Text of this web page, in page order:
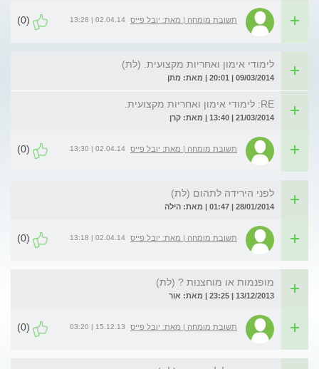
תשובת מומחה | מאת: יובל פייס 02.04.14 | 13:28
(0)
לימודי אימון ואחריות מקצועית. (לת)
09/03/2014 | 20:01 | מאת: מתן
RE: לימודי אימון ואחריות מקצועית.
21/03/2014 | 13:40 | מאת: קרן
תשובת מומחה | מאת: יובל פייס 02.04.14 | 13:30
(0)
לפני הירידה לתהום (לת)
28/01/2014 | 01:47 | מאת: הילה
תשובת מומחה | מאת: יובל פייס 02.04.14 | 13:18
(0)
מופנמות או מוחצנות ? (לת)
13/12/2013 | 23:25 | מאת: אור
תשובת מומחה | מאת: יובל פייס 15.12.13 | 03:20
(0)